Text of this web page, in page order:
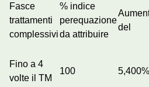
Fasce
trattamenti
complessivi
% indice
perequazione
da attribuire
del
Fino a 4
volte il TM
100 5,400%